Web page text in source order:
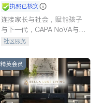
执照已核实
连接家长与社会，赋能孩子
与下一代，CAPA NoVA与您
携手建设包容、公平、充满
社区服务
精英会员